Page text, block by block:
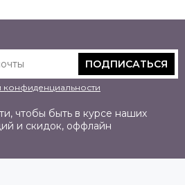
ПОДПИСАТЬСЯ
конфиденциальности
чтобы быть в курсе наших
и скидок, оффлайн